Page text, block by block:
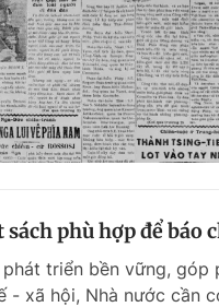
sách phù hợp để báo
triển bền vững, góp
- xã hội, Nhà nước cần